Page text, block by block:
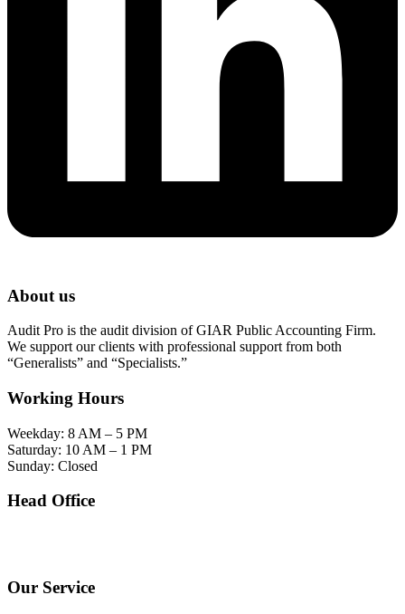
About us
Audit Pro is the audit division of GIAR Public Accounting Firm.
We support our clients with professional support from both
“Generalists” and “Specialists.”
Working Hours
Weekday: 8 AM – 5 PM
Saturday: 10 AM – 1 PM
Sunday: Closed
Head Office
Our Service